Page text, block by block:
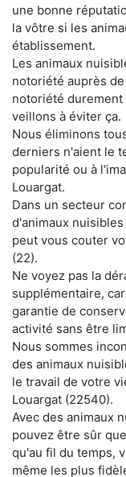
une bonne
la vôtre si les
établissement.
Les animaux
notoriété auprès
notoriété
veillons à éviter ça.
Nous éliminons
derniers n'aient le
popularité ou à
Louargat.
Dans un secteur
d'animaux
peut vous couter
(22).
Ne voyez pas la
supplémentaire,
garantie de
activité sans être
Nous sommes
des animaux
le travail de votre
Louargat (22540).
Avec des animaux
pouvez être sûr
qu'au fil du temps,
même les plus